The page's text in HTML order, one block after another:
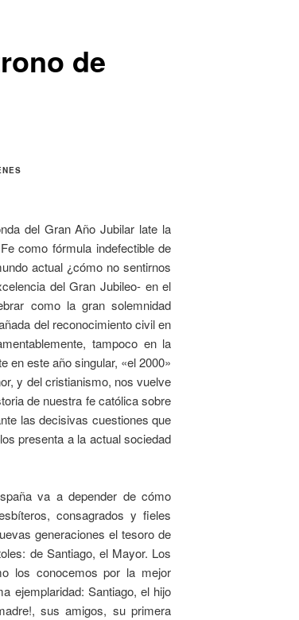
de
del Gran Año Jubilar late la
como fórmula indefectible de
actual ¿cómo no sentirnos
del Gran Jubileo- en el
como la gran solemnidad
del reconocimiento civil en
tampoco en la
en este año singular, «el 2000»
y del cristianismo, nos vuelve
de nuestra fe católica sobre
las decisivas cuestiones que
presenta a la actual sociedad
va a depender de cómo
consagrados y fieles
generaciones el tesoro de
de Santiago, el Mayor. Los
los conocemos por la mejor
ejemplaridad: Santiago, el hijo
sus amigos, su primera